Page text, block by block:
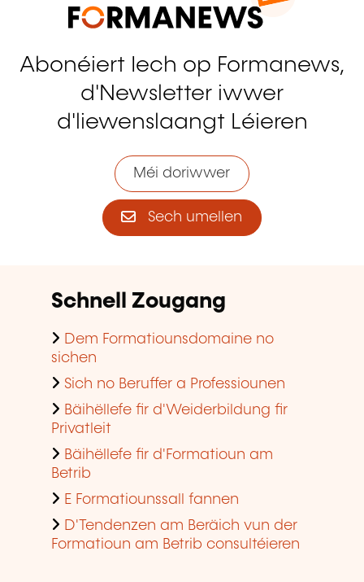
Abonéiert Iech op Formanews,
d'Newsletter iwwer
d'liewenslaangt Léieren
Méi doriwwer
Sech umellen
Schnell Zougang
Dem Formatiounsdomaine no
sichen
Sich no Beruffer a Professiounen
Bäihëllefe fir d'Weiderbildung fir
Privatleit
Bäihëllefe fir d'Formatioun am
Betrib
E Formatiounssall fannen
D'Tendenzen am Beräich vun der
Formatioun am Betrib consultéieren